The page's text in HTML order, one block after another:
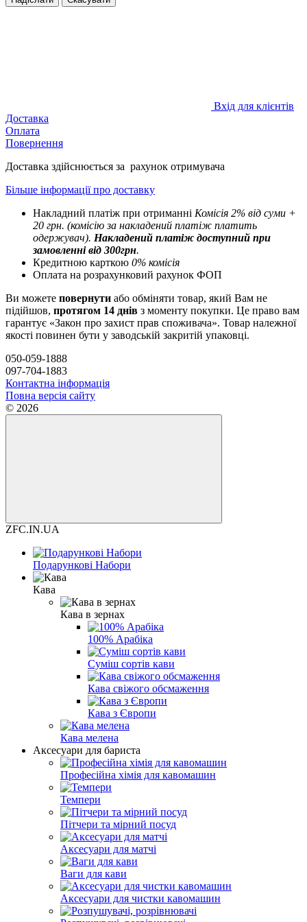
Вхід для клієнтів
Доставка
Оплата
Повернення
Доставка здійснюється за рахунок отримувача
Більше інформації про доставку
Накладний платіж при отриманні Комісія 2% від суми +
20 грн. (комісію за накладений платіж платить
одержувач). Накладений платіж доступний при
замовленні від 300грн.
Кредитною карткою 0% комісія
Оплата на розрахунковий рахунок ФОП
Ви можете повернути або обміняти товар, який Вам не
підійшов, протягом 14 днів з моменту покупки. Це право вам
гарантує «Закон про захист прав споживача». Товар належної
якості повинен бути у заводській закритій упаковці.
050-059-1888
097-704-1883
Контактна інформація
Повна версія сайту
© 2026
ZFC.IN.UA
Подарункові Набори
Кава
Кава в зернах
100% Арабіка
Суміш сортів кави
Кава свіжого обсмаження
Кава з Європи
Кава мелена
Аксесуари для бариста
Професійна хімія для кавомашин
Темпери
Пітчери та мірний посуд
Аксесуари для матчі
Ваги для кави
Аксесуари для чистки кавомашин